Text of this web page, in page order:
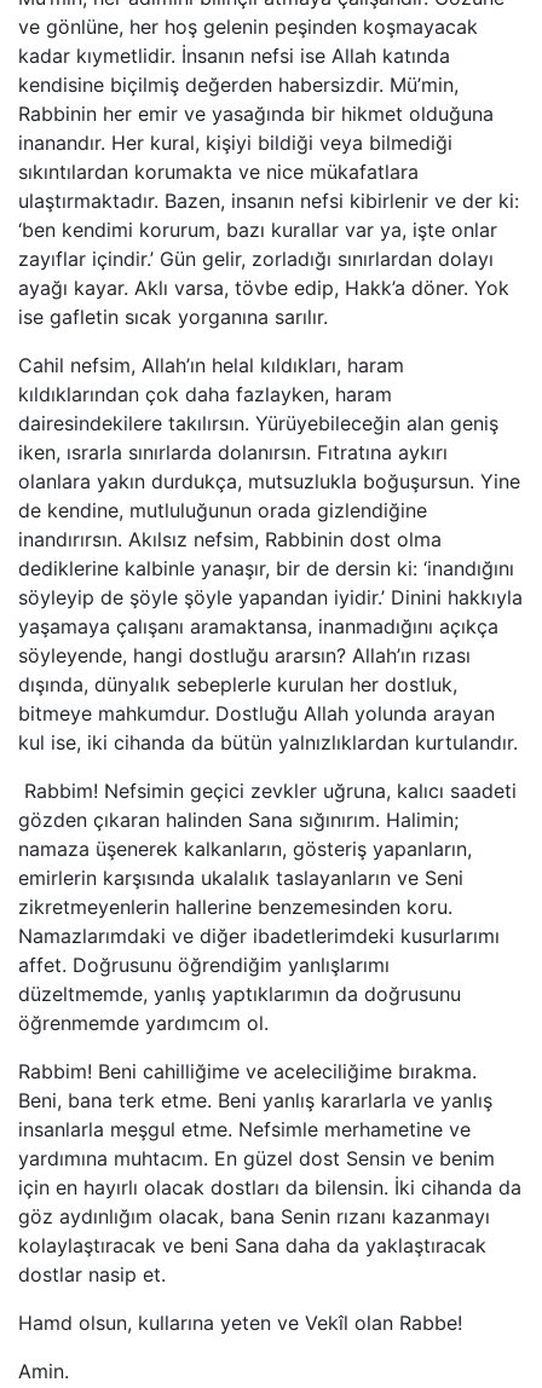
ve gönlüne, her hoş gelenin peşinden koşmayacak
kadar kıymetlidir. İnsanın nefsi ise Allah katında
kendisine biçilmiş değerden habersizdir. Mü’min,
Rabbinin her emir ve yasağında bir hikmet olduğuna
inanandır. Her kural, kişiyi bildiği veya bilmediği
sıkıntılardan korumakta ve nice mükafatlara
ulaştırmaktadır. Bazen, insanın nefsi kibirlenir ve der ki:
‘ben kendimi korurum, bazı kurallar var ya, işte onlar
zayıflar içindir.’ Gün gelir, zorladığı sınırlardan dolayı
ayağı kayar. Aklı varsa, tövbe edip, Hakk’a döner. Yok
ise gafletin sıcak yorganına sarılır.
Cahil nefsim, Allah’ın helal kıldıkları, haram
kıldıklarından çok daha fazlayken, haram
dairesindekilere takılırsın. Yürüyebileceğin alan geniş
iken, ısrarla sınırlarda dolanırsın. Fıtratına aykırı
olanlara yakın durdukça, mutsuzlukla boğuşursun. Yine
de kendine, mutluluğunun orada gizlendiğine
inandırırsın. Akılsız nefsim, Rabbinin dost olma
dediklerine kalbinle yanaşır, bir de dersin ki: ‘inandığını
söyleyip de şöyle şöyle yapandan iyidir.’ Dinini hakkıyla
yaşamaya çalışanı aramaktansa, inanmadığını açıkça
söyleyende, hangi dostluğu ararsın? Allah’ın rızası
dışında, dünyalık sebeplerle kurulan her dostluk,
bitmeye mahkumdur. Dostluğu Allah yolunda arayan
kul ise, iki cihanda da bütün yalnızlıklardan kurtulandır.
Rabbim! Nefsimin geçici zevkler uğruna, kalıcı saadeti
gözden çıkaran halinden Sana sığınırım. Halimin;
namaza üşenerek kalkanların, gösteriş yapanların,
emirlerin karşısında ukalalık taslayanların ve Seni
zikretmeyenlerin hallerine benzemesinden koru.
Namazlarımdaki ve diğer ibadetlerimdeki kusurlarımı
affet. Doğrusunu öğrendiğim yanlışlarımı
düzeltmemde, yanlış yaptıklarımın da doğrusunu
öğrenmemde yardımcım ol.
Rabbim! Beni cahilliğime ve aceleciliğime bırakma.
Beni, bana terk etme. Beni yanlış kararlarla ve yanlış
insanlarla meşgul etme. Nefsimle merhametine ve
yardımına muhtacım. En güzel dost Sensin ve benim
için en hayırlı olacak dostları da bilensin. İki cihanda da
göz aydınlığım olacak, bana Senin rızanı kazanmayı
kolaylaştıracak ve beni Sana daha da yaklaştıracak
dostlar nasip et.
Hamd olsun, kullarına yeten ve Vekîl olan Rabbe!
Amin.